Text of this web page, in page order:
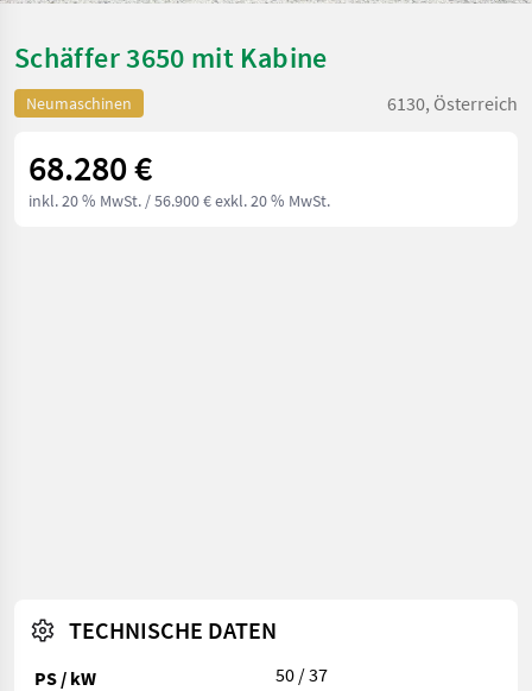
Schäffer 3650 mit Kabine
Neumaschinen 6130, Österreich
68.280 €
inkl. 20 % MwSt. / 56.900 € exkl. 20 % MwSt.
TECHNISCHE DATEN
PS / kW
50 / 37